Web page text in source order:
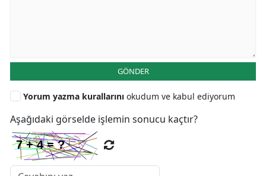
GÖNDER
Yorum yazma kurallarını okudum ve kabul ediyorum
Aşağıdaki görselde işlemin sonucu kaçtır?